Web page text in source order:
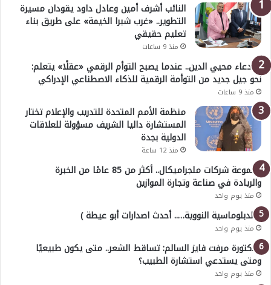
النائب أشرف أمين وعادل داود يقودان مسيرة
التطوير.. «غرب شبرا الخيمة» على طريق بناء
تعليم حقيقي
منذ 9 ساعات
د. دعاء محيي الدين.. عندما يصبح التوأم الرقمي «عقلًا» يتعلم:
نحو جيل جديد من التوأمة الرقمية للذكاء الاصطناعي الإدراكي
منذ 9 ساعات
منظمة الأمم المتحدة للتدريب والإعلام تختار
المستشارة داليا الشريف مسؤولة للعلاقات
الدولية بجدة
منذ 12 ساعة
مجموعة شركات ملجراميكال.. أكثر من 85 عامًا من الخبرة
والريادة في صناعة وتجارة الموازين
منذ يوم واحد
( الدبلوماسية النووية….. أحدث اصدارات أبو عيطة )
منذ يوم واحد
الدكتورة مرفت فايز السالم: تساقط الشعر.. متى يكون طبيعيًا
ومتى يستدعي استشارة الطبيب؟
منذ يوم واحد